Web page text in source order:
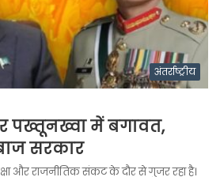
अंतर्राष्ट्रीय
पख्तूनख्वा में बगावत,
सरकार
और राजनीतिक संकट के दौर से गुजर रहा है।